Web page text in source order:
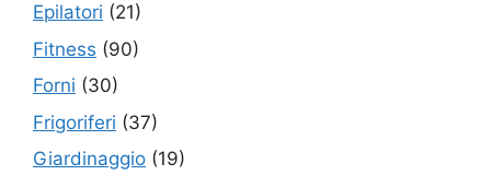
Epilatori (21)
Fitness (90)
Forni (30)
Frigoriferi (37)
Giardinaggio (19)